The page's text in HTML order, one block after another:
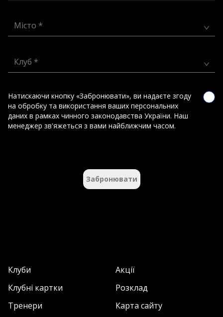
Місто *
Клуб *
Натискаючи кнопку «Забронювати», ви надаєте згоду
на обробку та використання ваших персональних
даних в рамках чинного законодавства України. Наш
менеджер зв'яжеться з вами найближчим часом.
Забронювати
Клуби
Акції
Клубні картки
Розклад
Тренери
Карта сайту